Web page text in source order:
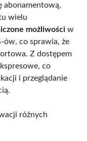
abonamentową,
wielu
możliwości w
ów, co sprawia, że
Z dostępem
co
i przeglądanie
różnych